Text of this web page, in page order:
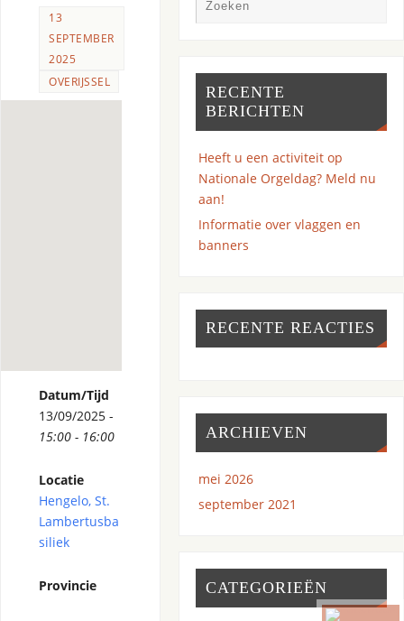
13
SEPTEMBER
2025
OVERIJSSEL
Datum/Tijd
13/09/2025 -
15:00 - 16:00
Locatie
Hengelo, St.
Lambertusba
siliek
Provincie
RECENTE
BERICHTEN
Heeft u een activiteit op
Nationale Orgeldag? Meld nu
aan!
Informatie over vlaggen en
banners
RECENTE REACTIES
ARCHIEVEN
mei 2026
september 2021
CATEGORIEËN